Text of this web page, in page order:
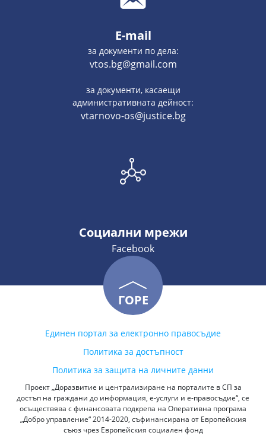
E-mail
за документи по дела:
vtos.bg@gmail.com
за документи, касаещи
административната дейност:
vtarnovo-os@justice.bg
Социални мрежи
Facebook
ГОРЕ
Единен портал за електронно правосъдие
Политика за достъпност
Политика за защита на личните данни
Проект „Доразвитие и централизиране на порталите в СП за
достъп на граждани до информация, е-услуги и е-правосъдие“, се
осъществява с финансовата подкрепа на Оперативна програма
„Добро управление“ 2014-2020, съфинансирана от Европейския
съюз чрез Европейския социален фонд